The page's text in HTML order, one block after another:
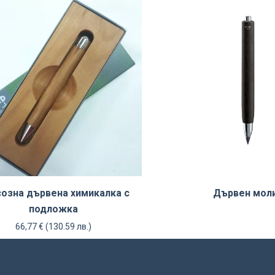
дървена химикалка с
подложка
66,77€ (130.59 лв.)
Дървен